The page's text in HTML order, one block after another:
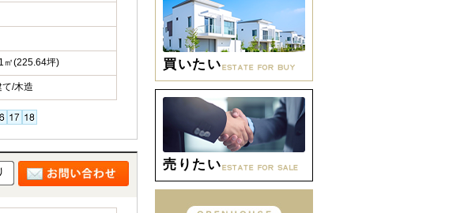
㎡(225.64坪)
/木造
買いたい
売りたい